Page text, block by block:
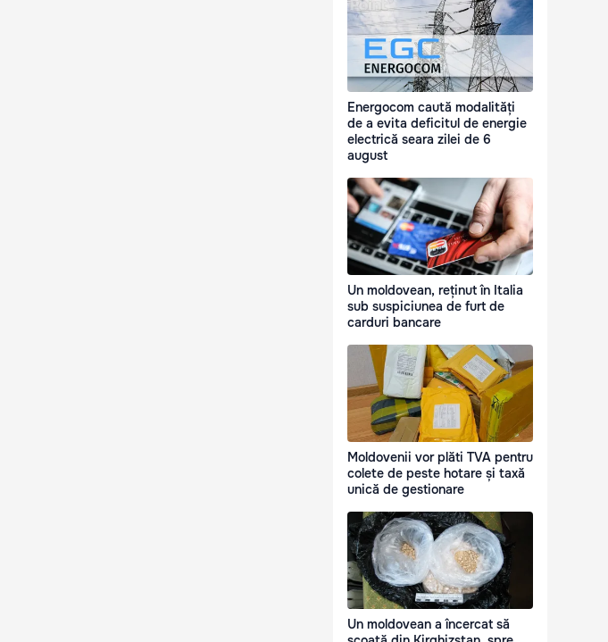
Energocom caută modalități
de a evita deficitul de energie
electrică seara zilei de 6
august
Un moldovean, reținut în Italia
sub suspiciunea de furt de
carduri bancare
Moldovenii vor plăti TVA pentru
colete de peste hotare și taxă
unică de gestionare
Un moldovean a încercat să